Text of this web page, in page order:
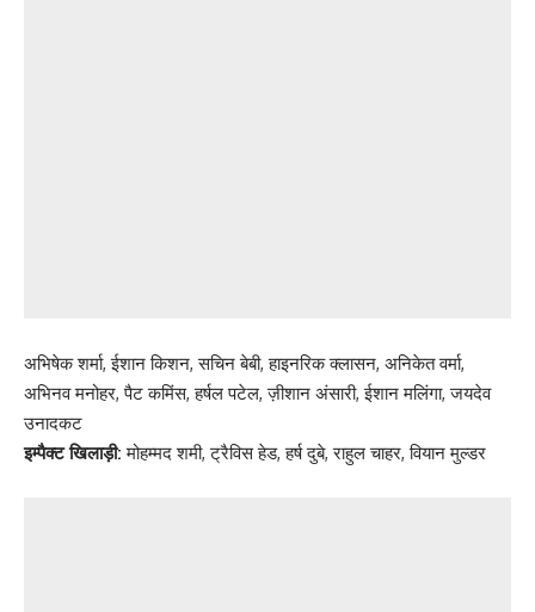
अभिषेक शर्मा, ईशान किशन, सचिन बेबी, हाइनरिक क्लासन, अनिकेत वर्मा,
अभिनव मनोहर, पैट कमिंस, हर्षल पटेल, ज़ीशान अंसारी, ईशान मलिंगा, जयदेव
उनादकट
इम्पैक्ट खिलाड़ी: मोहम्मद शमी, ट्रैविस हेड, हर्ष दुबे, राहुल चाहर, वियान मुल्डर